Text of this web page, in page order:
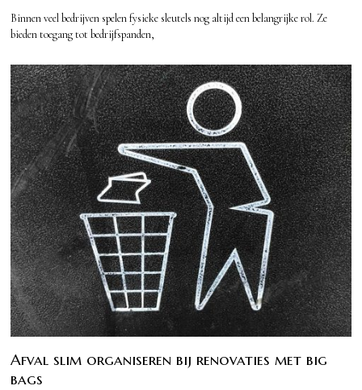
Binnen veel bedrijven spelen fysieke sleutels nog altijd een belangrijke rol. Ze
bieden toegang tot bedrijfspanden,
Afval slim organiseren bij renovaties met big
bags